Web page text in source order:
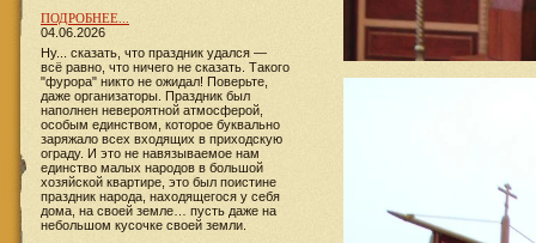
ПОДРОБНЕЕ...
04.06.2026
Ну... сказать, что праздник удался —
всё равно, что ничего не сказать. Такого
"фурора" никто не ожидал! Поверьте,
даже организаторы. Праздник был
наполнен невероятной атмосферой,
особым единством, которое буквально
заряжало всех входящих в приходскую
ограду. И это не навязываемое нам
единство малых народов в большой
хозяйской квартире, это был поистине
праздник народа, находящегося у себя
дома, на своей земле… пусть даже на
небольшом кусочке своей земли.